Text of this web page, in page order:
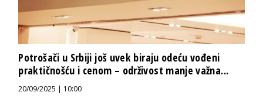
Potrošači u Srbiji još uvek biraju odeću vođeni
praktičnošću i cenom – održivost manje važna...
20/09/2025 | 10:00